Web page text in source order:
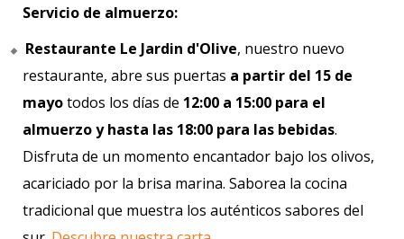
Servicio de almuerzo:
Restaurante Le Jardin d'Olive, nuestro nuevo
restaurante, abre sus puertas a partir del 15 de
mayotodos los días de 12:00 a 15:00 para el
almuerzo y hasta las 18:00 para las bebidas.
Disfruta de un momento encantador bajo los olivos,
acariciado por la brisa marina. Saborea la cocina
tradicional que muestra los auténticos sabores del